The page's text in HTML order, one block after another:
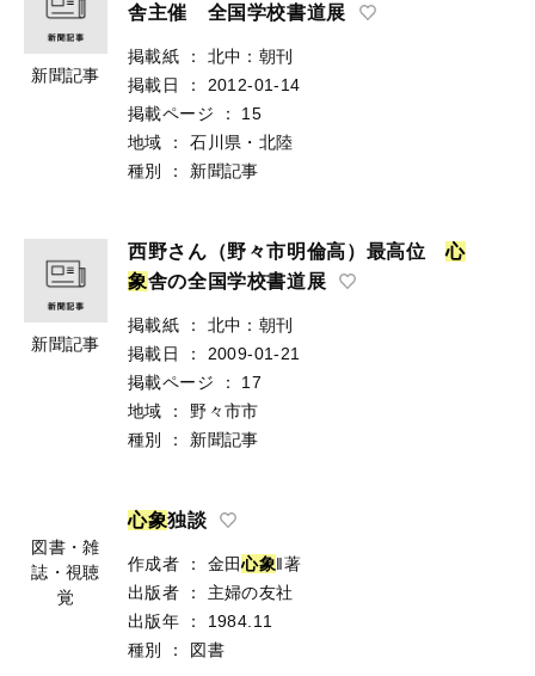
新聞記事
舎主催 全国学校書道展
掲載紙 ：
北中：朝刊
掲載日
：
2012-01-14
掲載ページ
：
15
地域
：
石川県・北陸
種別
： 新聞記事
新聞記事
西野さん（野々市明倫高）最高位心
象舎の全国学校書道展
掲載紙 ：
北中：朝刊
掲載日
：
2009-01-21
掲載ページ
：
17
地域
：
野々市市
種別
： 新聞記事
図書・雑
誌・視聴
覚
心象独談
作成者 ： 金田心象‖著
出版者
：
主婦の友社
出版年
：
1984.11
種別
： 図書